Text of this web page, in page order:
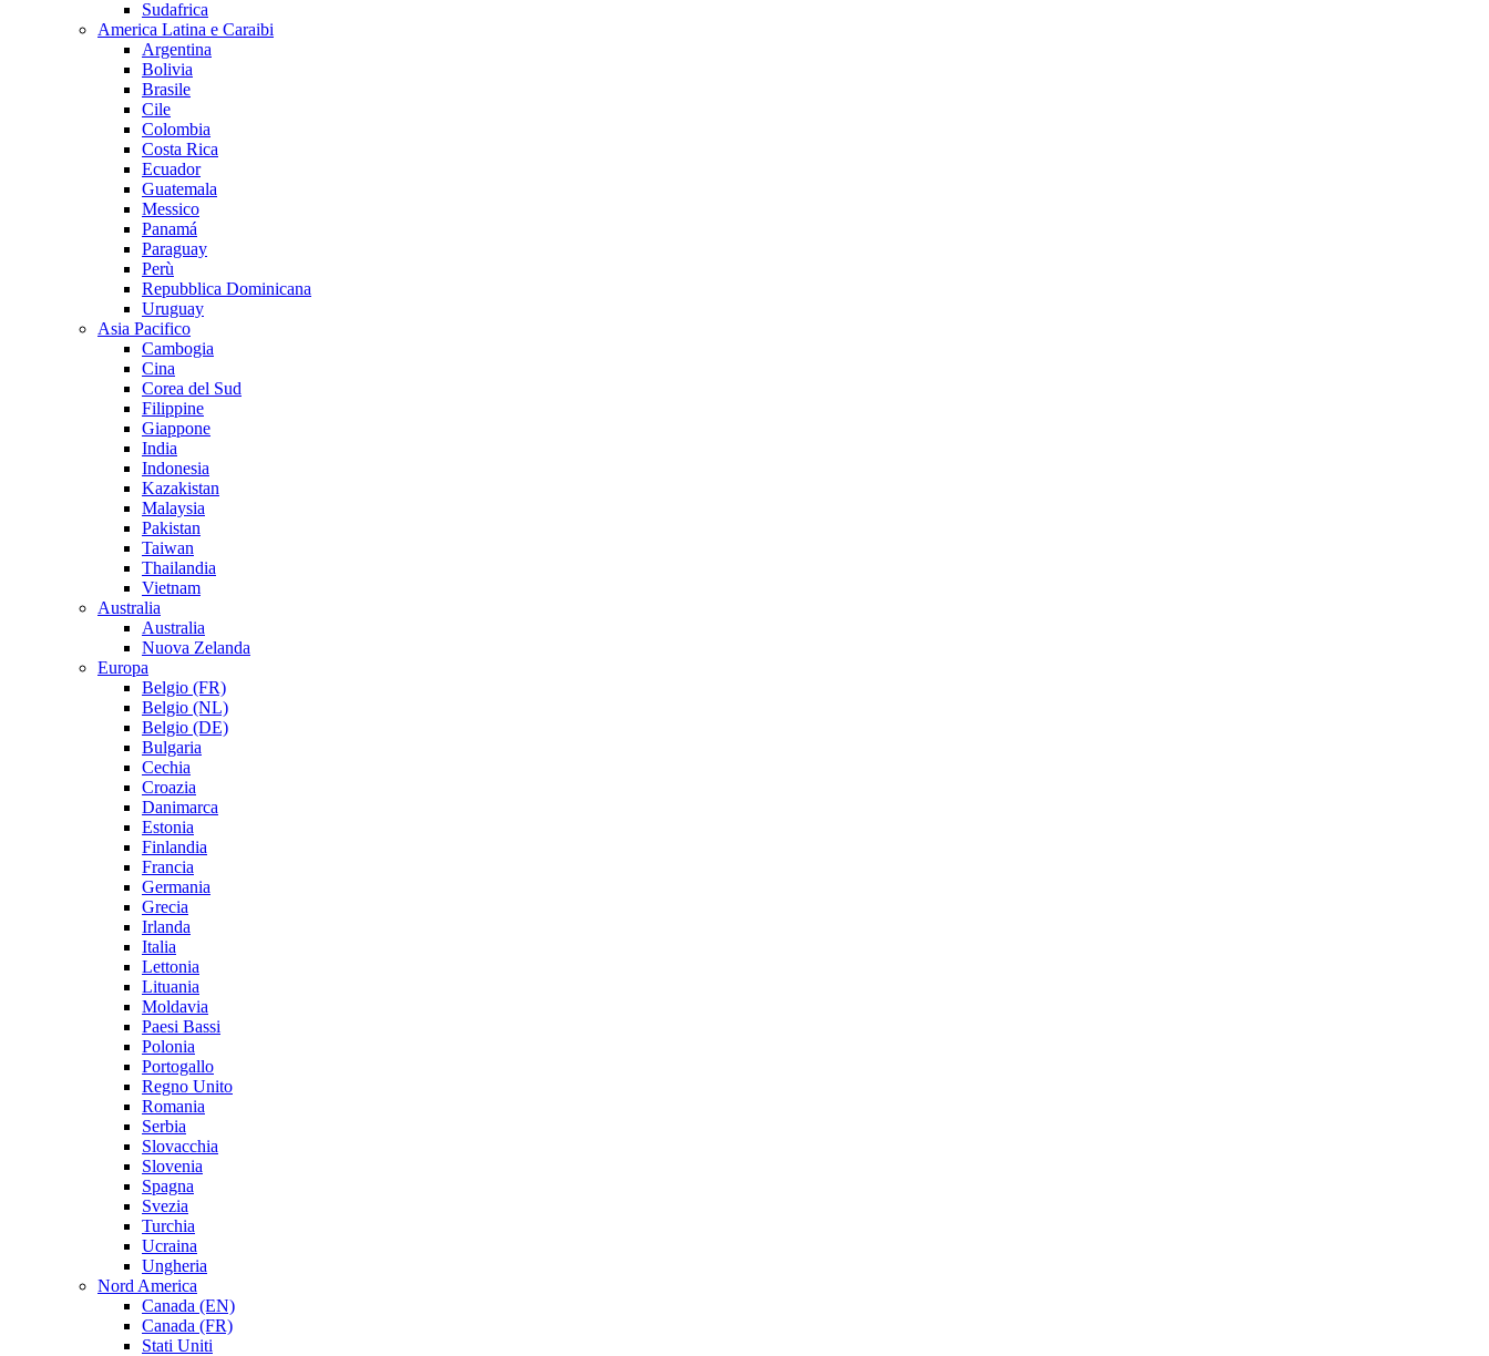
Sudafrica
America Latina e Caraibi
Argentina
Bolivia
Brasile
Cile
Colombia
Costa Rica
Ecuador
Guatemala
Messico
Panamá
Paraguay
Perù
Repubblica Dominicana
Uruguay
Asia Pacifico
Cambogia
Cina
Corea del Sud
Filippine
Giappone
India
Indonesia
Kazakistan
Malaysia
Pakistan
Taiwan
Thailandia
Vietnam
Australia
Australia
Nuova Zelanda
Europa
Belgio (FR)
Belgio (NL)
Belgio (DE)
Bulgaria
Cechia
Croazia
Danimarca
Estonia
Finlandia
Francia
Germania
Grecia
Irlanda
Italia
Lettonia
Lituania
Moldavia
Paesi Bassi
Polonia
Portogallo
Regno Unito
Romania
Serbia
Slovacchia
Slovenia
Spagna
Svezia
Turchia
Ucraina
Ungheria
Nord America
Canada (EN)
Canada (FR)
Stati Uniti